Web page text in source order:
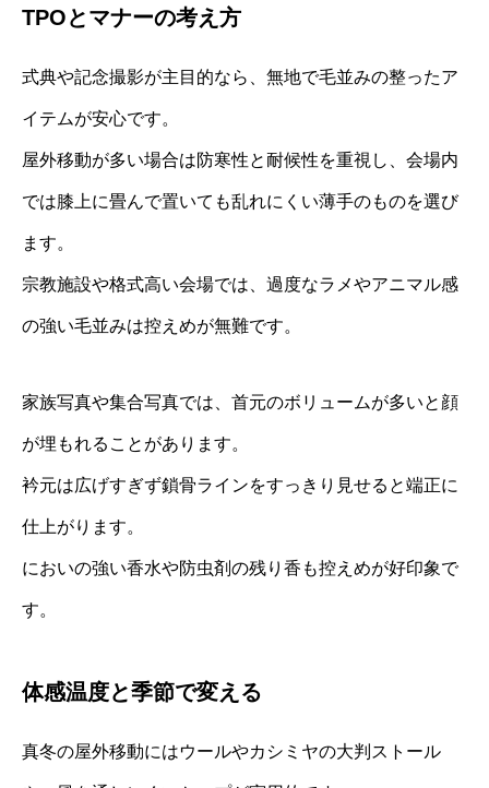
TPOとマナーの考え方
式典や記念撮影が主目的なら、無地で毛並みの整ったア
イテムが安心です。
屋外移動が多い場合は防寒性と耐候性を重視し、会場内
では膝上に畳んで置いても乱れにくい薄手のものを選び
ます。
宗教施設や格式高い会場では、過度なラメやアニマル感
の強い毛並みは控えめが無難です。
家族写真や集合写真では、首元のボリュームが多いと顔
が埋もれることがあります。
衿元は広げすぎず鎖骨ラインをすっきり見せると端正に
仕上がります。
においの強い香水や防虫剤の残り香も控えめが好印象で
す。
体感温度と季節で変える
真冬の屋外移動にはウールやカシミヤの大判ストール